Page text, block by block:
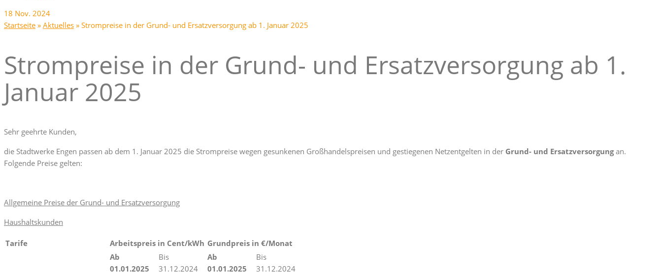
18 Nov. 2024
Startseite » Aktuelles » Strompreise in der Grund- und Ersatzversorgung ab 1. Januar 2025
Strompreise in der Grund- und Ersatzversorgung ab 1.
Januar 2025
Sehr geehrte Kunden,
die Stadtwerke Engen passen ab dem 1. Januar 2025 die Strompreise wegen gesunkenen Großhandelspreisen und gestiegenen Netzentgelten in der Grund- und Ersatzversorgungan.
Folgende Preise gelten:
Allgemeine Preise der Grund- und Ersatzversorgung
Haushaltskunden
Tarife Arbeitspreis in Cent/kWh Grundpreis in €/Monat
Ab
01.01.2025
Bis
31.12.2024
Ab
01.01.2025
Bis
31.12.2024